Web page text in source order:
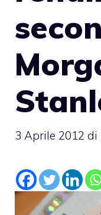
3 Aprile 2012 di